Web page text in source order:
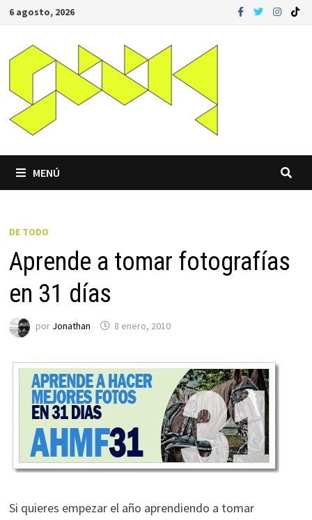
Saltar
contenido
6 agosto, 2026
MENÚ
DE TODO
Aprende a tomar fotografías
en 31 días
por Jonathan 8 enero, 2010
Si quieres empezar el año aprendiendo a tomar